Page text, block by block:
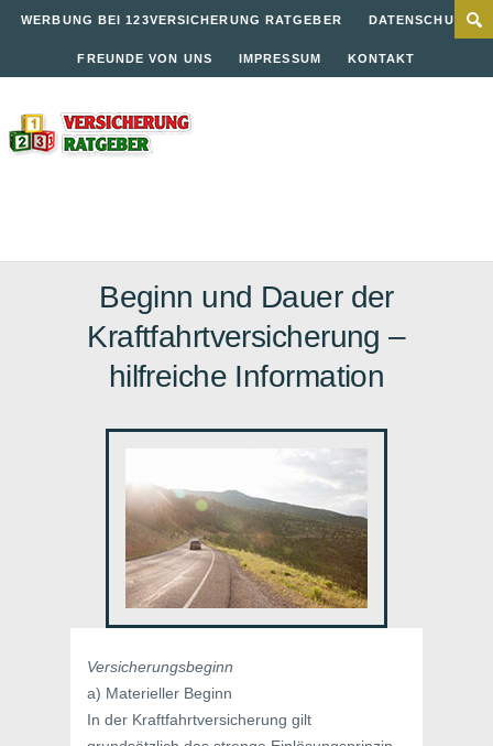
WERBUNG BEI 123VERSICHERUNG RATGEBER DATENSCHUTZ
FREUNDE VON UNS IMPRESSUM KONTAKT
Beginn und Dauer der
Kraftfahrtversicherung –
hilfreiche Information
Versicherungsbeginn
a) Materieller Beginn
In der Kraftfahrtversicherung gilt